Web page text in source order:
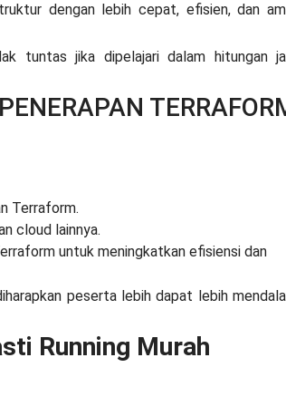
dengan lebih cepat, efisien, dan
tuntas jika dipelajari dalam hitungan
Terraform.
cloud lainnya.
untuk meningkatkan efisiensi dan
peserta lebih dapat lebih
Running Murah